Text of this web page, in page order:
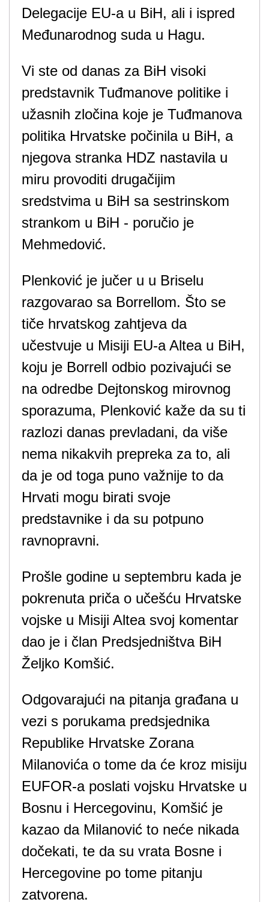
Delegacije EU-a u BiH, ali i ispred
Međunarodnog suda u Hagu.
Vi ste od danas za BiH visoki
predstavnik Tuđmanove politike i
užasnih zločina koje je Tuđmanova
politika Hrvatske počinila u BiH, a
njegova stranka HDZ nastavila u
miru provoditi drugačijim
sredstvima u BiH sa sestrinskom
strankom u BiH - poručio je
Mehmedović.
Plenković je jučer u u Briselu
razgovarao sa Borrellom. Što se
tiče hrvatskog zahtjeva da
učestvuje u Misiji EU-a Altea u BiH,
koju je Borrell odbio pozivajući se
na odredbe Dejtonskog mirovnog
sporazuma, Plenković kaže da su ti
razlozi danas prevladani, da više
nema nikakvih prepreka za to, ali
da je od toga puno važnije to da
Hrvati mogu birati svoje
predstavnike i da su potpuno
ravnopravni.
Prošle godine u septembru kada je
pokrenuta priča o učešću Hrvatske
vojske u Misiji Altea svoj komentar
dao je i član Predsjedništva BiH
Željko Komšić.
Odgovarajući na pitanja građana u
vezi s porukama predsjednika
Republike Hrvatske Zorana
Milanovića o tome da će kroz misiju
EUFOR-a poslati vojsku Hrvatske u
Bosnu i Hercegovinu, Komšić je
kazao da Milanović to neće nikada
dočekati, te da su vrata Bosne i
Hercegovine po tome pitanju
zatvorena.